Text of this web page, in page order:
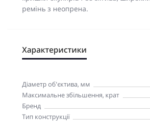
ремінь з неопрена.
Характеристики
Діаметр об'єктива, мм
Максимальне збільшення, крат
Бренд
Тип конструкції